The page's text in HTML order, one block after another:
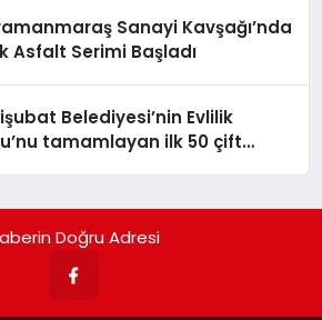
Sanayi Kavşağı’nda
Asfalt Serimi Başladı
Belediyesi’nin Evlilik
tamamlayan ilk 50 çift
Doğru Adresi